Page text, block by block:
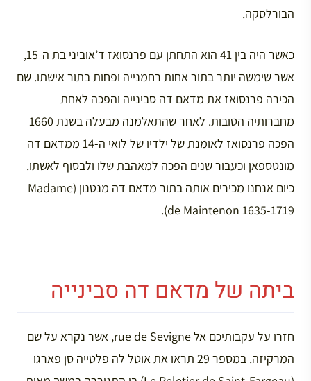
הבורלסקה.
כאשר היה בין 41 הוא התחתן עם פרנסואז ד’אוביני בת ה-15,
אשר שימשה יותר בתור אחות רחמנייה ופחות בתור אישתו. שם
הכירה פרנסואז את מדאם דה סבינייה והפכה לאחת
מחברותיה הטובות. לאחר שהתאלמנה מבעלה בשנת 1660
הפכה פרנסואז לאומנת של ילדיו של לואי ה-14 ממדאם דה
מונטספאן וכעבור שנים הפכה למאהבת שלו ולבסוף לאשתו.
כיום אנחנו מכירים אותה בתור מדאם דה מנטנון (Madame
de Maintenon 1635-1719).
ביתה של מדאם דה סבינייה
חזרו על עקבותיכם אל rue de Sevigne, אשר נקרא על שם
המרקיזה. במספר 29 תראו את אוטל לה פלטייה סן פארגו